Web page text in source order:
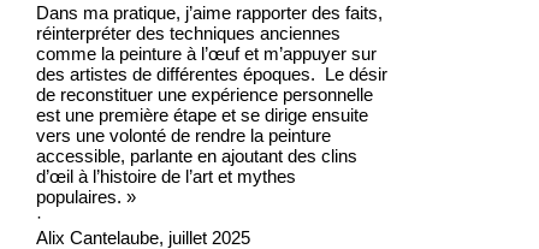
Dans ma pratique, j’aime rapporter des faits,
réinterpréter des techniques anciennes
comme la peinture à l’œuf et m’appuyer sur
des artistes de différentes époques. Le désir
de reconstituer une expérience personnelle
est une première étape et se dirige ensuite
vers une volonté de rendre la peinture
accessible, parlante en ajoutant des clins
d’œil à l’histoire de l’art et mythes
populaires. »
·
Alix Cantelaube, juillet 2025